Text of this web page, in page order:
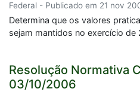
Federal - Publicado em 21 nov
Determina que os valores
sejam mantidos no exercício de
Resolução Normativa
03/10/2006